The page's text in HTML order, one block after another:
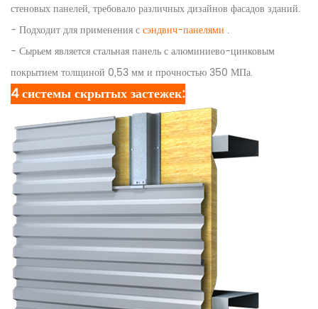
стеновых панелей, требовало различных дизайнов фасадов зданий.
- Подходит для применения ссэндвич-панелями .
- Сырьем является стальная панель с алюминиево-цинковым
покрытием толщиной 0,53 мм и прочностью 350 МПа.
4 системы скрытых застежек: